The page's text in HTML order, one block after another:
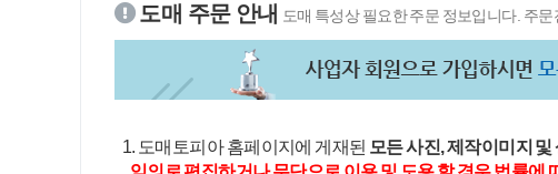
도매 주문 안내 도매 특성상 필요한 주문 정보입니다. 주
1. 도매토피아 홈페이지에 게재된 모든 사진, 제작이미지